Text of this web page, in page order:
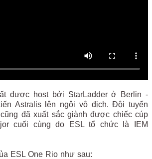
được host bởi StarLadder ở Berlin -
​​Astralis lên ngôi vô địch. Đội tuyển
đã xuất sắc giành được chiếc cúp
cuối cùng do ESL tổ chức là IEM
ESL One Rio như sau: